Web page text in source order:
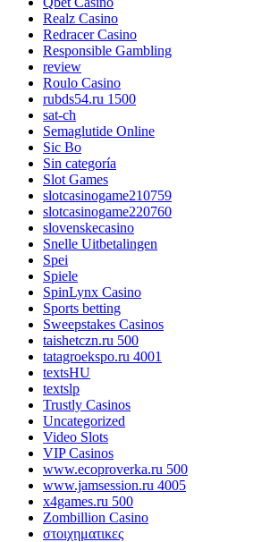
Realz Casino
Redracer Casino
Responsible Gambling
review
Roulo Casino
rubds54.ru 1500
sat-ch
Semaglutide Online
Sic Bo
Sin categoría
Slot Games
slotcasinogame210759
slotcasinogame220760
slovenskecasino
Snelle Uitbetalingen
Spei
Spiele
SpinLynx Casino
Sports betting
Sweepstakes Casinos
taishetczn.ru 500
tatagroekspo.ru 4001
textsHU
textslp
Trustly Casinos
Uncategorized
Video Slots
VIP Casinos
www.ecoproverka.ru 500
www.jamsession.ru 4005
x4games.ru 500
Zombillion Casino
στοιχηματικες